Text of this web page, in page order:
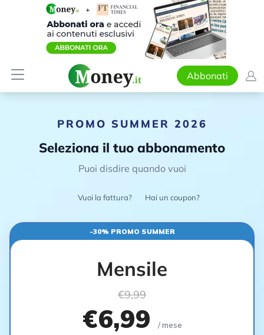
Abbonati
PROMO SUMMER 2026
Seleziona il tuo abbonamento
Puoi disdire quando vuoi
Vuoi la fattura? Hai un coupon?
-30% PROMO SUMMER
Mensile
€9,99
€6,99 / mese